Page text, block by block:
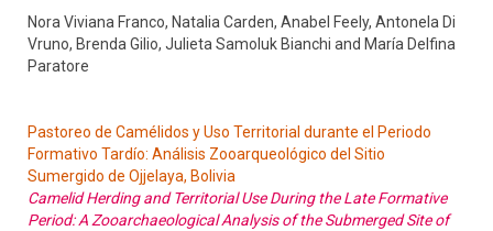
Nora Viviana Franco, Natalia Carden, Anabel Feely, Antonela Di
Vruno, Brenda Gilio, Julieta Samoluk Bianchi and María Delfina
Paratore
Pastoreo de Camélidos y Uso Territorial durante el Periodo
Formativo Tardío: Análisis Zooarqueológico del Sitio
Sumergido de Ojjelaya, Bolivia
Camelid Herding and Territorial Use During the Late Formative
Period: A Zooarchaeological Analysis of the Submerged Site of